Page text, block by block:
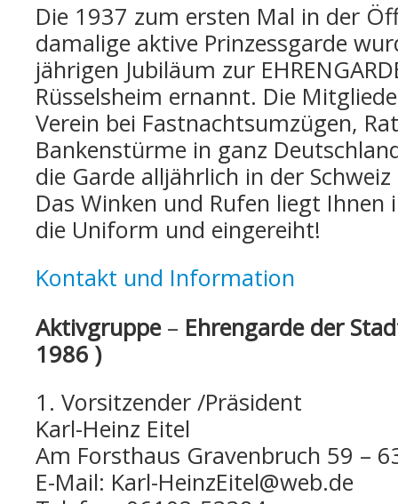
Die 1937 zum ersten Mal in der
damalige aktive Prinzessgarde
jährigen Jubiläum zur
Rüsselsheim ernannt. Die
Verein bei Fastnachtsumzügen,
Bankenstürme in ganz
die Garde alljährlich in der
Das Winken und Rufen liegt Ihnen
die Uniform und eingereiht!
Kontakt und Information
Aktivgruppe– Ehrengarde der
1986 )
1. Vorsitzender /Präsident
Karl-Heinz Eitel
Am Forsthaus Gravenbruch 59 –
E-Mail: Karl-HeinzEitel@web.de